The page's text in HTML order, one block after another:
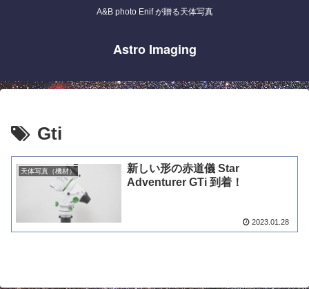
A&B photo Enif が贈る天体写真
Astro Imaging
Gti
天体写真（機材）
新しい形の赤道儀 Star
Adventurer GTi 到着！
2023.01.28